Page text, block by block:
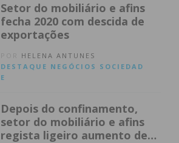
Setor do mobiliário e afins
fecha 2020 com descida de
exportações
HELENA ANTUNES
DESTAQUE NEGÓCIOS SOCIEDAD
E
Depois do confinamento,
setor do mobiliário e afins
regista ligeiro aumento de